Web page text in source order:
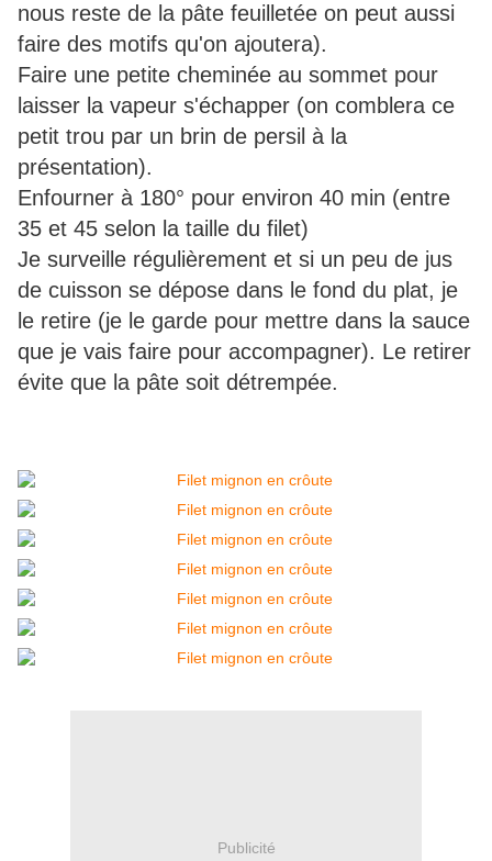
nous reste de la pâte feuilletée on peut aussi
faire des motifs qu'on ajoutera).
Faire une petite cheminée au sommet pour
laisser la vapeur s'échapper (on comblera ce
petit trou par un brin de persil à la
présentation).
Enfourner à 180° pour environ 40 min (entre
35 et 45 selon la taille du filet)
Je surveille régulièrement et si un peu de jus
de cuisson se dépose dans le fond du plat, je
le retire (je le garde pour mettre dans la sauce
que je vais faire pour accompagner). Le retirer
évite que la pâte soit détrempée.
Publicité